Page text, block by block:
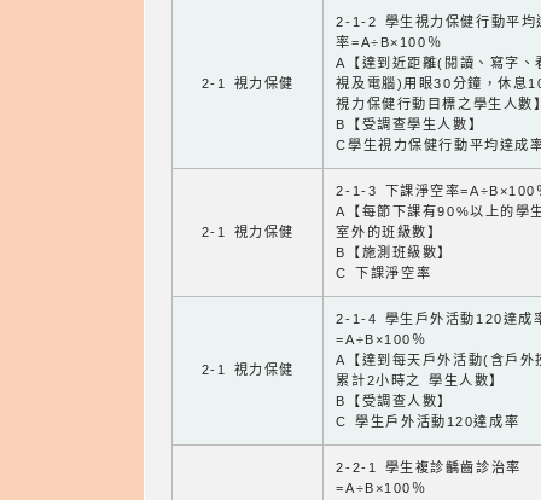
2-1 視力保健
2-1-2 學生視力保健行動平均
率=A÷B×100％
A【達到近距離(閱讀、寫字、
視及電腦)用眼30分鐘，休息
視力保健行動目標之學生人數
B【受調查學生人數】
C學生視力保健行動平均達成
2-1 視力保健
2-1-3 下課淨空率=A÷B×100
A【每節下課有90%以上的學
室外的班級數】
B【施測班級數】
C 下課淨空率
2-1 視力保健
2-1-4 學生戶外活動120達成
=A÷B×100％
A【達到每天戶外活動(含戶外
累計2小時之 學生人數】
B【受調查人數】
C 學生戶外活動120達成率
2-2-1 學生複診齲齒診治率
=A÷B×100％